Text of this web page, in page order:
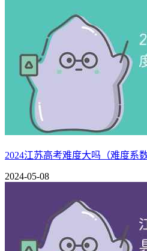
苏州科技大学
徐州医科大学
西交利物浦大学
196-222
南京财经大学
在世界大学学术排名榜单中，江
大学、南京信息工程大学、常州
其中，南京大学、苏州大学、东
南京大学夺冠
南京大学，位于江苏省南京市，
研究领域涵盖广泛，包括文、理
2024江苏高考难度大吗（难度系
2024-05-08